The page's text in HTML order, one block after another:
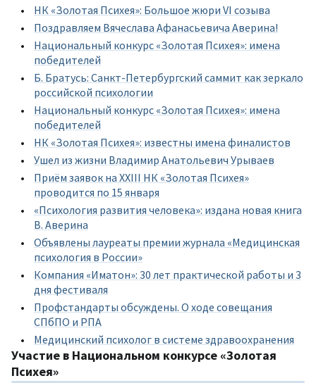
НК «Золотая Психея»: Большое жюри VI созыва
Поздравляем Вячеслава Афанасьевича Аверина!
Национальный конкурс «Золотая Психея»: имена
победителей
Б. Братусь: Санкт-Петербургский саммит как зеркало
российской психологии
Национальный конкурс «Золотая Психея»: имена
победителей
НК «Золотая Психея»: известны имена финалистов
Ушел из жизни Владимир Анатольевич Урываев
Приём заявок на XXIII НК «Золотая Психея»
проводится по 15 января
«Психология развития человека»: издана новая книга
В. Аверина
Объявлены лауреаты премии журнала «Медицинская
психология в России»
Компания «Иматон»: 30 лет практической работы и 3
дня фестиваля
Профстандарты обсуждены. О ходе совещания
СПбПО и РПА
Медицинский психолог в системе здравоохранения
Участие в Национальном конкурсе «Золотая
Психея»